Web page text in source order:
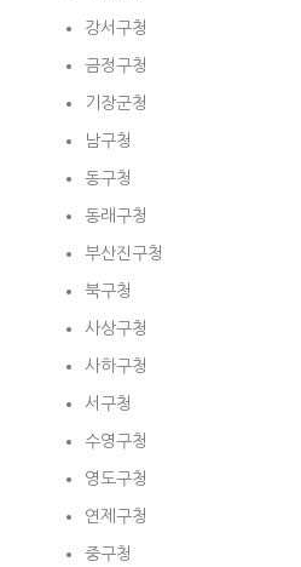
강서구청
금정구청
기장군청
남구청
동구청
동래구청
부산진구청
북구청
사상구청
사하구청
서구청
수영구청
영도구청
연제구청
중구청